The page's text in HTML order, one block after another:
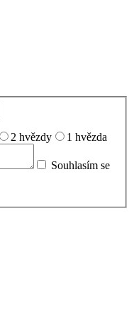
2 hvězdy 1 hvězda
Souhlasím se